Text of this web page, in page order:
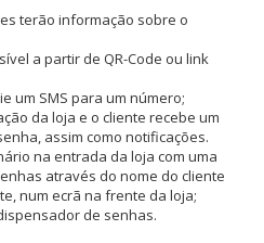
terão informação sobre o
a partir de QR-Code ou link
um SMS para um número;
da loja e o cliente recebe um
assim como notificações.
na entrada da loja com uma
através do nome do cliente
num ecrã na frente da loja;
de senhas.